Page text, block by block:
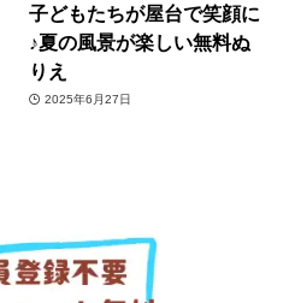
子どもたちが屋台で笑顔に
♪夏の風景が楽しい無料ぬ
りえ
2025年6月27日